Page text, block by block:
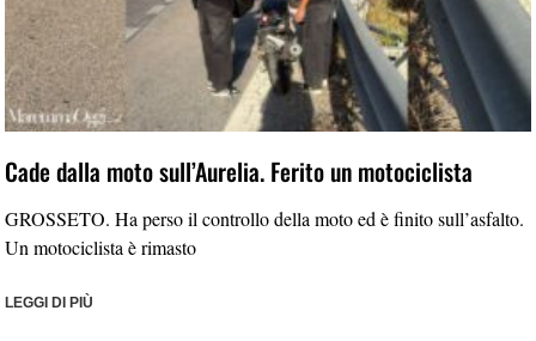
Cade dalla moto sull’Aurelia. Ferito un motociclista
GROSSETO. Ha perso il controllo della moto ed è finito sull’asfalto.
Un motociclista è rimasto
LEGGI DI PIÙ